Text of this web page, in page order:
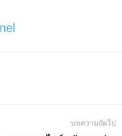
บทความถัดไป